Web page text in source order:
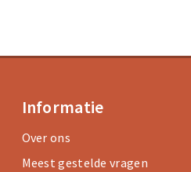
Informatie
Over ons
Meest gestelde vragen